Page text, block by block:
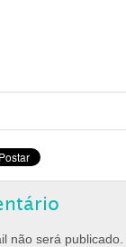
não será publicado.